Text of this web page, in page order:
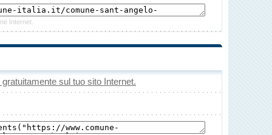
Internet.
sul tuo sito Internet.